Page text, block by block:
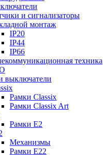
и сигнализаторы
монтаж
IP20
IP44
IP66
техника
выключатели
Рамки Classix
Рамки Classix Art
Рамки E2
Механизмы
Рамки E22